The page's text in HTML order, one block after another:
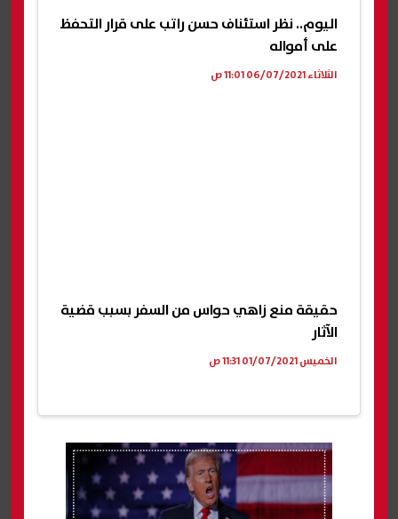
اليوم.. نظر استئناف حسن راتب على قرار التحفظ
على أمواله
الثلاثاء 06/07/2021 11:01 ص
حقيقة منع زاهي حواس من السفر بسبب قضية
الآثار
الخميس 01/07/2021 11:31 ص